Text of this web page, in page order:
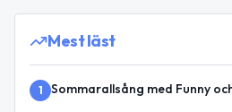
Mest läst
1 Sommarallsång med Funny